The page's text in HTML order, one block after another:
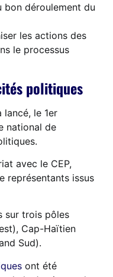
bon déroulement du
les actions des
le processus
politiques
lancé, le 1er
national de
avec le CEP,
représentants issus
sur trois pôles
Cap-Haïtien
Sud).
ont été